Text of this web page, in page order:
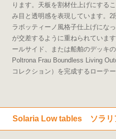
ります。天板を割材仕上げにする
み目と透明感を表現しています。2
ラボッティーノ風格子仕上げにな
が交差するように重ねられていま
ールサイド、または船舶のデッキ
Poltrona Frau Boundless Living
コレクション）を完成するローテー
Solaria Low tables ソラリ